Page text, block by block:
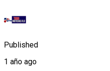
Published
1 año ago